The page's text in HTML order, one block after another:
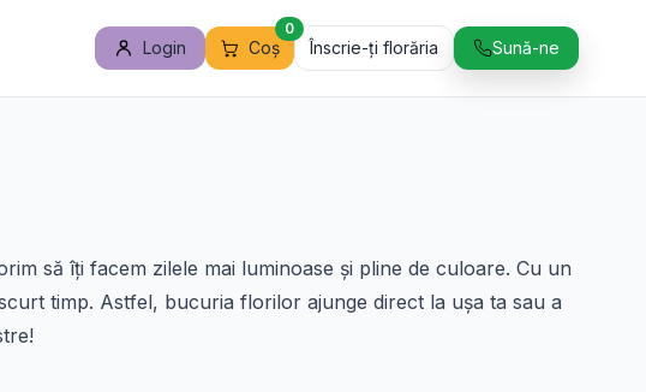
Login Coș
0
Înscrie-ți florăria Sună-ne
să îți facem zilele mai luminoase și pline de culoare. Cu un
timp. Astfel, bucuria florilor ajunge direct la ușa ta sau a